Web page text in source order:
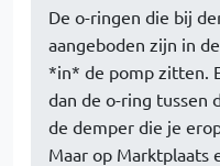
De o-ringen die bij
aangeboden zijn in
*in* de pomp zitten.
dan de o-ring tussen
de demper die je
Maar op Marktplaats